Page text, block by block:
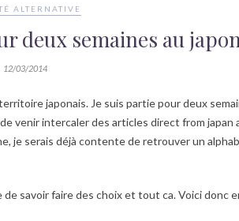
ALTERNATIVE
deux semaines au
12/03/2014
japonais. Je suis partie pour deux
venir intercaler des articles direct from japan
je serais déjà contente de retrouver un
savoir faire des choix et tout ca. Voici donc